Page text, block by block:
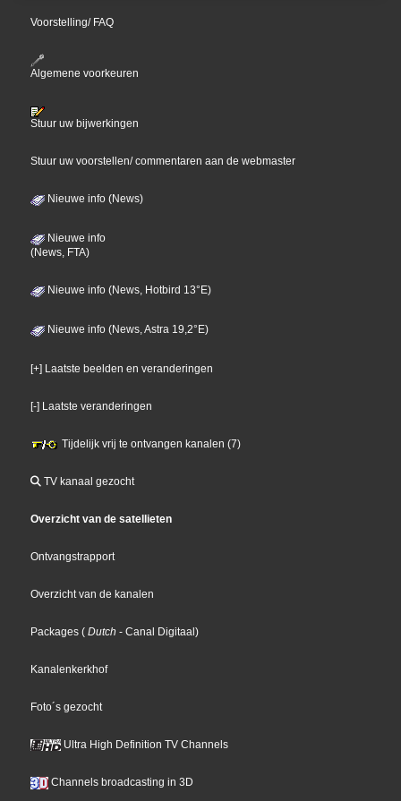
Voorstelling/ FAQ
Algemene voorkeuren
Stuur uw bijwerkingen
Stuur uw voorstellen/ commentaren aan de webmaster
Nieuwe info (News)
Nieuwe info
(News, FTA)
Nieuwe info (News, Hotbird 13°E)
Nieuwe info (News, Astra 19,2°E)
[+] Laatste beelden en veranderingen
[-] Laatste veranderingen
Tijdelijk vrij te ontvangen kanalen (7)
TV kanaal gezocht
Overzicht van de satellieten
Ontvangstrapport
Overzicht van de kanalen
Packages ( Dutch - Canal Digitaal)
Kanalenkerkhof
Foto´s gezocht
Ultra High Definition TV Channels
Channels broadcasting in 3D